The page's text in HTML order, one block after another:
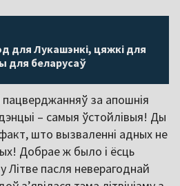
для Лукашэнкі, цяжкі для
для беларусаў
за апошнія
– самыя ўстойлівыя! Ды
што вызваленні адных не
Добрае ж было і ёсць
Літве пасля неверагоднай